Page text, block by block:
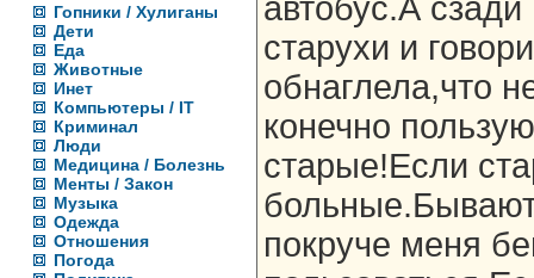
Гопники / Хулиганы
Дети
Еда
Животные
Инет
Компьютеры / IT
Криминал
Люди
Медицина / Болезнь
Менты / Закон
Музыка
Одежда
Отношения
Погода
автобус.А
старухи и
обнаглела,что
конечно
старые!Если
больные.Бывают
покруче меня